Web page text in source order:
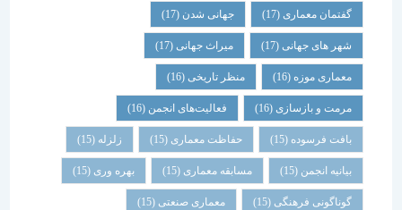
گفتمان معماری (17) جهانی شدن(17)
شهر های جهانی(17) میراث جهانی(17)
معماری موزه(16) منظر تاریخی (16)
مرمت و بازسازی(16) فعالیت‌های انجمن(16)
بافت فرسوده (15) حفاظت معماری (15) زلزله
بیانیه انجمن(15) مسابقه معماری (15) بهره وری(15)
گوناگونی فرهنگی (15) معماری صنعتی(15)